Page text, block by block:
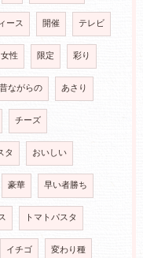
ース 開催 テレビ
女性 限定 彩り
昔ながらの あさり
チーズ
タ おいしい
豪華 早い者勝ち
トマトパスタ
イチゴ 変わり種